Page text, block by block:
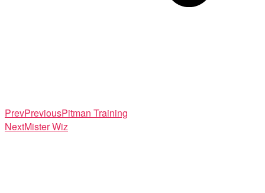
PrevPreviousPitman Training
NextMister Wiz